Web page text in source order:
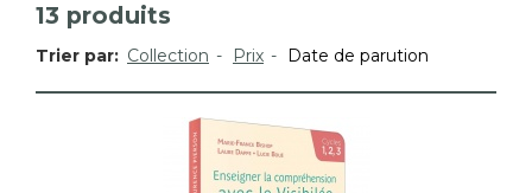
13 produits
Trier par: Collection Prix Date de parution